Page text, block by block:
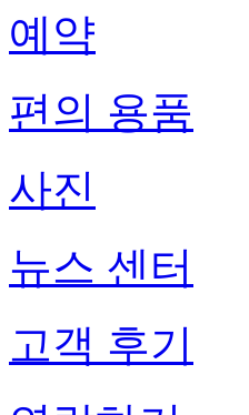
예약
편의 용품
사진
뉴스 센터
고객 후기